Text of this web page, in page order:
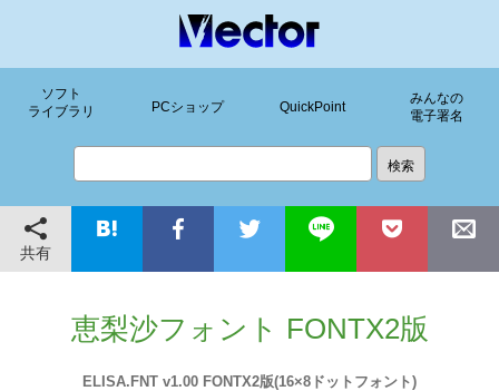
ソフト
ライブラリ
PCショップ QuickPoint
みんなの
電子署名
共有
恵梨沙フォント FONTX2版
ELISA.FNT v1.00 FONTX2版(16×8ドットフォント)